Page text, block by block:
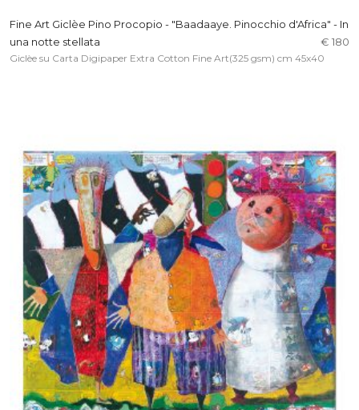
Fine Art Giclèe Pino Procopio - "Baadaaye. Pinocchio d'Africa" - In
una notte stellata
€ 180
Giclèe su Carta Digipaper Extra Cotton Fine Art(325 gsm) cm 45x40